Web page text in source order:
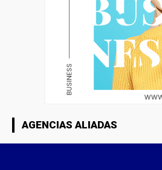
AGENCIAS ALIADAS